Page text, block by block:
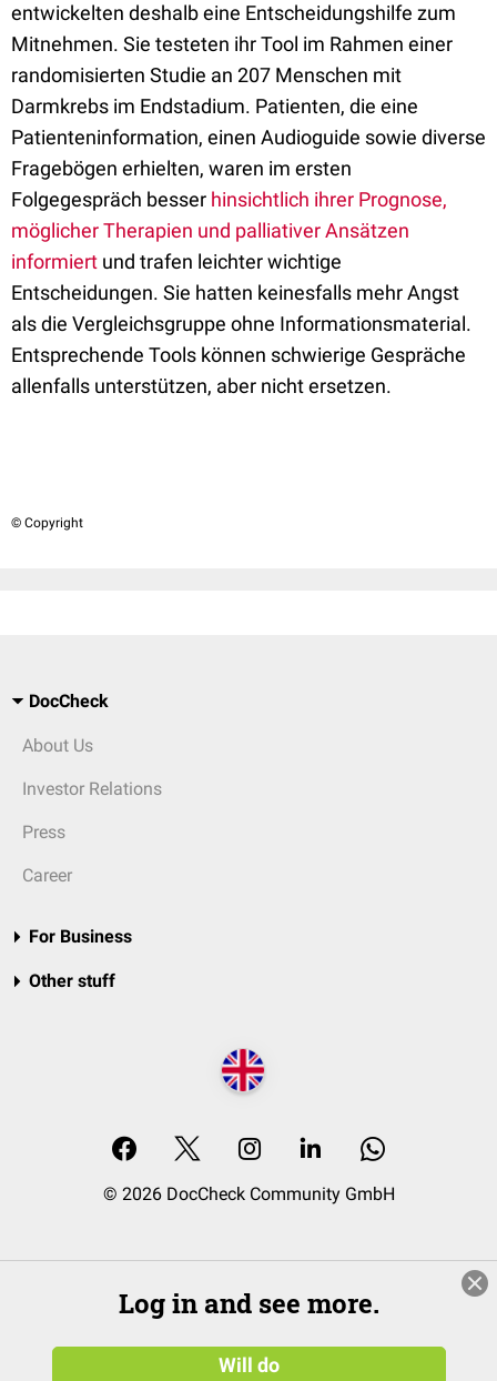
entwickelten deshalb eine Entscheidungshilfe zum
Mitnehmen. Sie testeten ihr Tool im Rahmen einer
randomisierten Studie an 207 Menschen mit
Darmkrebs im Endstadium. Patienten, die eine
Patienteninformation, einen Audioguide sowie diverse
Fragebögen erhielten, waren im ersten
Folgegespräch besser hinsichtlich ihrer Prognose,
möglicher Therapien und palliativer Ansätzen
informiert und trafen leichter wichtige
Entscheidungen. Sie hatten keinesfalls mehr Angst
als die Vergleichsgruppe ohne Informationsmaterial.
Entsprechende Tools können schwierige Gespräche
allenfalls unterstützen, aber nicht ersetzen.
© Copyright
DocCheck
About Us
Investor Relations
Press
Career
For Business
Other stuff
© 2026 DocCheck Community GmbH
Log in and see more.
Will do